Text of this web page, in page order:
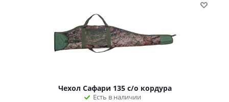
Чехол Сафари 135 с/о кордура
Есть в наличии